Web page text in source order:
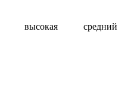
высокая средний